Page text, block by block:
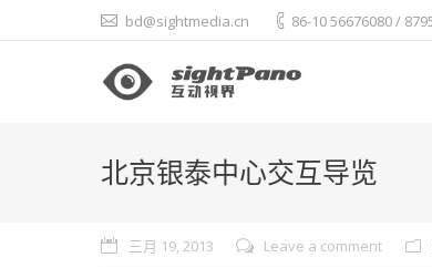
bd@sightmedia.cn 86-10 56676080 /
北京银泰中心交互导览
三月 19, 2013 Leave a comment